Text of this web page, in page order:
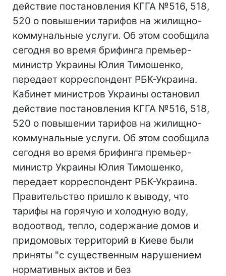
действие постановления КГГА №516, 518,
520 о повышении тарифов на жилищно-
коммунальные услуги. Об этом сообщила
сегодня во время брифинга премьер-
министр Украины Юлия Тимошенко,
передает корреспондент РБК-Украина.
Кабинет министров Украины остановил
действие постановления КГГА №516, 518,
520 о повышении тарифов на жилищно-
коммунальные услуги. Об этом сообщила
сегодня во время брифинга премьер-
министр Украины Юлия Тимошенко,
передает корреспондент РБК-Украина.
Правительство пришло к выводу, что
тарифы на горячую и холодную воду,
водоотвод, тепло, содержание домов и
придомовых территорий в Киеве были
приняты "с существенным нарушением
нормативных актов и без